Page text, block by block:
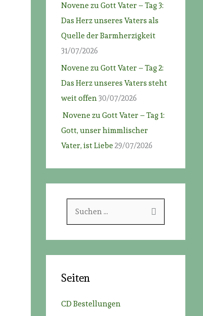
Novene zu Gott Vater – Tag 3:
Das Herz unseres Vaters als
Quelle der Barmherzigkeit
31/07/2026
Novene zu Gott Vater – Tag 2:
Das Herz unseres Vaters steht
weit offen30/07/2026
Novene zu Gott Vater – Tag 1:
Gott, unser himmlischer
Vater, ist Liebe 29/07/2026
n
Seiten
CD Bestellungen